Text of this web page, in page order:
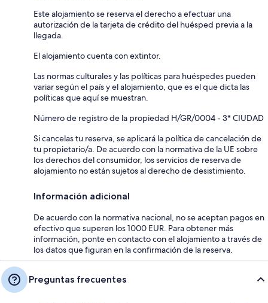
Este alojamiento se reserva el derecho a efectuar una
autorización de la tarjeta de crédito del huésped previa a la
llegada.
El alojamiento cuenta con extintor.
Las normas culturales y las políticas para huéspedes pueden
variar según el país y el alojamiento, que es el que dicta las
políticas que aquí se muestran.
Número de registro de la propiedad H/GR/0004 - 3* CIUDAD
Si cancelas tu reserva, se aplicará la política de cancelación de
tu propietario/a. De acuerdo con la normativa de la UE sobre
los derechos del consumidor, los servicios de reserva de
alojamiento no están sujetos al derecho de desistimiento.
Información adicional
De acuerdo con la normativa nacional, no se aceptan pagos en
efectivo que superen los 1000 EUR. Para obtener más
información, ponte en contacto con el alojamiento a través de
los datos que figuran en la confirmación de la reserva.
Preguntas frecuentes